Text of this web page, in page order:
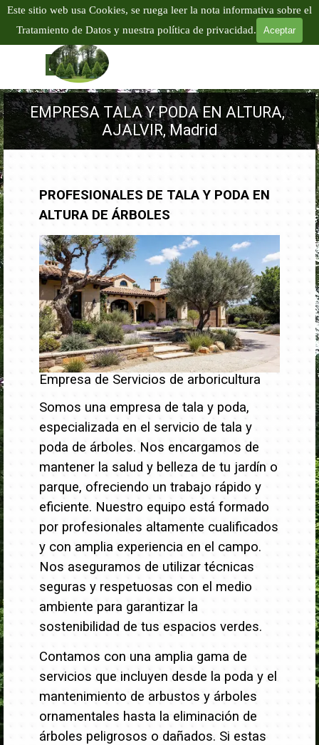
Este sitio web usa Cookies, se ruega leer la nota informativa sobre el
Tratamiento de Datos y nuestra política de privacidad.
Aceptar
Vaya al Contenido
EMPRESA PODA Y TALA EN ALTURA
TALA Y PODA DE ÁRBOLES EN ALTURA
Tel:601 904
866
Saltar menú
EMPRESA TALA Y PODA EN ALTURA,
AJALVIR, Madrid
PROFESIONALES DE TALA Y PODA EN
ALTURA DE ÁRBOLES
Empresa de Servicios de arboricultura
Somos una empresa de tala y poda,
especializada en el servicio de tala y
poda de árboles. Nos encargamos de
mantener la salud y belleza de tu jardín o
parque, ofreciendo un trabajo rápido y
eficiente. Nuestro equipo está formado
por profesionales altamente cualificados
y con amplia experiencia en el campo.
Nos aseguramos de utilizar técnicas
seguras y respetuosas con el medio
ambiente para garantizar la
sostenibilidad de tus espacios verdes.
Contamos con una amplia gama de
servicios que incluyen desde la poda y el
mantenimiento de arbustos y árboles
ornamentales hasta la eliminación de
árboles peligrosos o dañados. Si estas